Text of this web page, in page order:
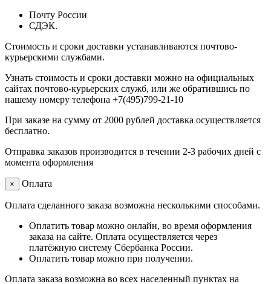
Почту России
СДЭК.
Стоимость и сроки доставки устанавливаются почтово-
курьерскими службами.
Узнать стоимость и сроки доставки можно на официальных
сайтах почтово-курьерских служб, или же обратившись по
нашему номеру телефона +7(495)799-21-10
При заказе на сумму от 2000 рублей доставка осуществляется
бесплатно.
Отправка заказов производится в течении 2-3 рабочих дней с
момента оформления
× Оплата
Оплата сделанного заказа возможна несколькими способами.
Оплатить товар можно онлайн, во время оформления
заказа на сайте. Оплата осуществляется через
платёжную систему Сбербанка России.
Оплатить товар можно при получении.
Оплата заказа возможна во всех населенный пунктах на